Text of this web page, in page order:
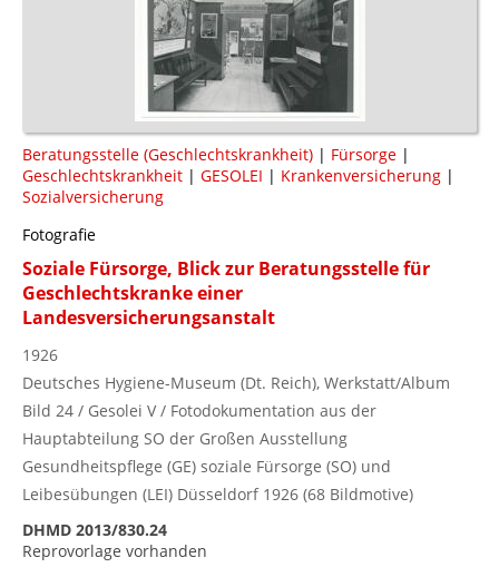
Beratungsstelle (Geschlechtskrankheit) | Fürsorge |
Geschlechtskrankheit | GESOLEI | Krankenversicherung |
Sozialversicherung
Fotografie
Soziale Fürsorge, Blick zur Beratungsstelle für
Geschlechtskranke einer
Landesversicherungsanstalt
1926
Deutsches Hygiene-Museum (Dt. Reich), Werkstatt/Album
Bild 24 / Gesolei V / Fotodokumentation aus der
Hauptabteilung SO der Großen Ausstellung
Gesundheitspflege (GE) soziale Fürsorge (SO) und
Leibesübungen (LEI) Düsseldorf 1926 (68 Bildmotive)
DHMD 2013/830.24
Reprovorlage vorhanden